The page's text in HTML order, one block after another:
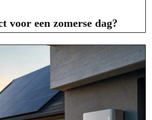
voor een zomerse dag?